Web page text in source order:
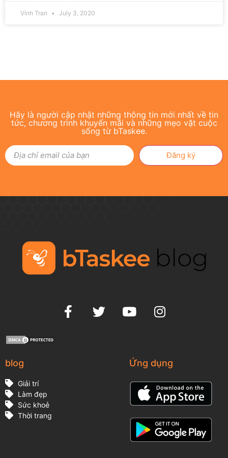
Vinh Tran July 3, 2020
Hãy là người cập nhật những thông tin mới nhất về tin
tức, chương trình khuyến mãi và những mẹo vặt cuộc
sống từ bTaskee.
Đăng ký
blog
Giải trí
Làm đẹp
Sức khoẻ
Thời trang
Ứng dụng